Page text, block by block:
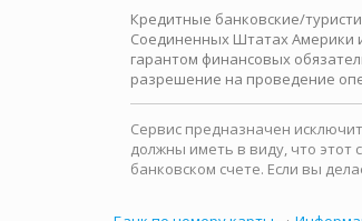
Кредитные банковские/
Соединенных Штатах Америки
гарантом финансовых
разрешение на проведение
Сервис предназначен
должны иметь в виду, что этот
банковском счете. Если вы